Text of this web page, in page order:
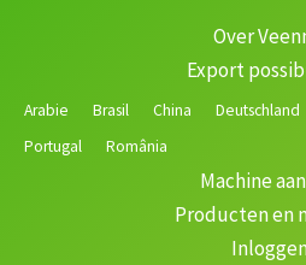
Over
Export
Arabie Brasil China Deutschland
Portugal
România
Machine
Producten en